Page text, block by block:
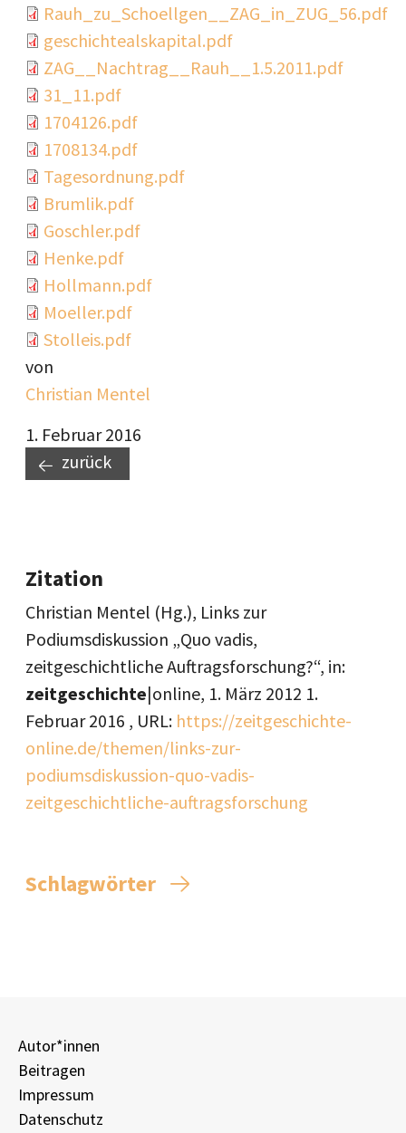
Document
Rauh_zu_Schoellgen__ZAG_in_ZUG_56.pdf
Document
geschichtealskapital.pdf
Document
ZAG__Nachtrag__Rauh__1.5.2011.pdf
Document
31_11.pdf
Document
1704126.pdf
Document
1708134.pdf
Document
Tagesordnung.pdf
Document
Brumlik.pdf
Document
Goschler.pdf
Document
Henke.pdf
Document
Hollmann.pdf
Document
Moeller.pdf
Document
Stolleis.pdf
von
Christian Mentel
1. Februar 2016
zurück
Zitation
Christian Mentel (Hg.), Links zur
Podiumsdiskussion „Quo vadis,
zeitgeschichtliche Auftragsforschung?“, in:
zeitgeschichte|online, 1. März 2012 1.
Februar 2016 , URL: https://zeitgeschichte-
online.de/themen/links-zur-
podiumsdiskussion-quo-vadis-
zeitgeschichtliche-auftragsforschung
Schlagwörter
Autor*innen
Beitragen
Impressum
Datenschutz